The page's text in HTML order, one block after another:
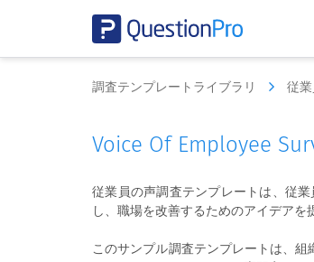
調査テンプレートライブラリ 従
Voice Of Employee
従業員の声調査テンプレートは、従
し、職場を改善するためのアイデアを
このサンプル調査テンプレートは、